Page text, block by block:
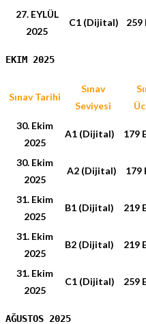
27. EYLÜL
2025
C1 (Dijital) 259
EKIM 2025
Sınav Tarihi
Sınav
Seviyesi
30. Ekim
2025
A1 (Dijital) 179
30. Ekim
2025
A2 (Dijital) 179
31. Ekim
2025
B1 (Dijital) 219
31. Ekim
2025
B2 (Dijital) 219
31. Ekim
2025
C1 (Dijital) 259
AĞUSTOS 2025